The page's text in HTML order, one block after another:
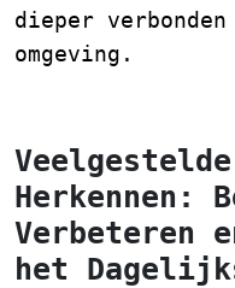
dieper
omgeving.
Herkennen:
Verbeteren
het